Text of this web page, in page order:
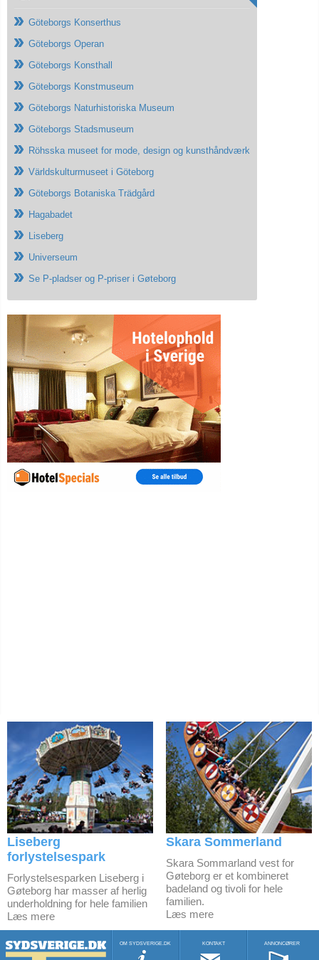
Göteborgs Konserthus
Göteborgs Operan
Göteborgs Konsthall
Göteborgs Konstmuseum
Göteborgs Naturhistoriska Museum
Göteborgs Stadsmuseum
Röhsska museet for mode, design og kunsthåndværk
Världskulturmuseet i Göteborg
Göteborgs Botaniska Trädgård
Hagabadet
Liseberg
Universeum
Se P-pladser og P-priser i Gøteborg
Liseberg
forlystelsespark
Forlystelsesparken Liseberg i
Gøteborg har masser af herlig
underholdning for hele familien
Læs mere
Skara Sommerland
Skara Sommarland vest for
Gøteborg er et kombineret
badeland og tivoli for hele
familien.
Læs mere
OM SYDSVERIGE.DK KONTAKT ANNONCØRER